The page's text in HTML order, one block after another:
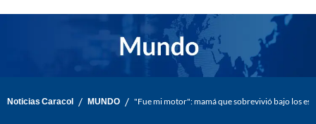
Noticias Caracol / MUNDO / "Fue mi motor": mamá que sobrevivió bajo los